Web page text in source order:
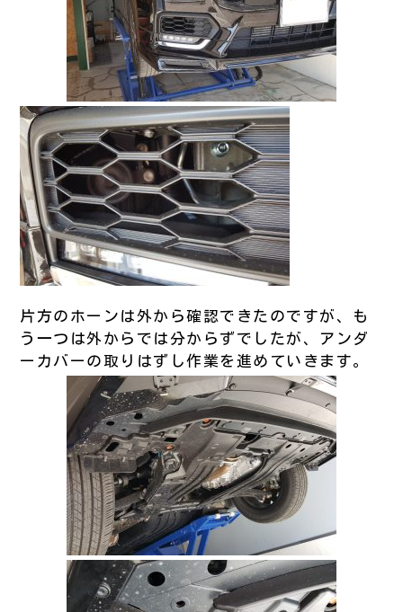
片方のホーンは外から確認できたのですが、も
う一つは外からでは分からずでしたが、アンダ
ーカバーの取りはずし作業を進めていきます。